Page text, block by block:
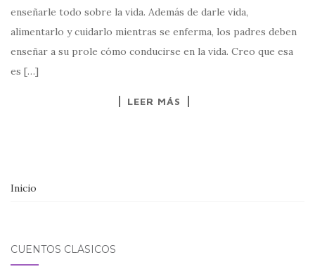
enseñarle todo sobre la vida. Además de darle vida,
alimentarlo y cuidarlo mientras se enferma, los padres deben
enseñar a su prole cómo conducirse en la vida. Creo que esa
es […]
LEER MÁS
Inicio
CUENTOS CLÁSICOS